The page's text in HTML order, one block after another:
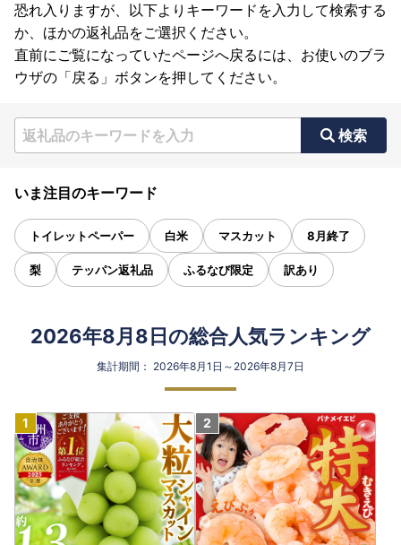
恐れ入りますが、以下よりキーワードを入力して検索する
か、ほかの返礼品をご選択ください。
直前にご覧になっていたページへ戻るには、お使いのブラ
ウザの「戻る」ボタンを押してください。
検索
いま注目のキーワード
トイレットペーパー 白米 マスカット 8月終了
梨 テッパン返礼品 ふるなび限定 訳あり
2026年8月8日の総合人気ランキング
集計期間： 2026年8月1日～2026年8月7日